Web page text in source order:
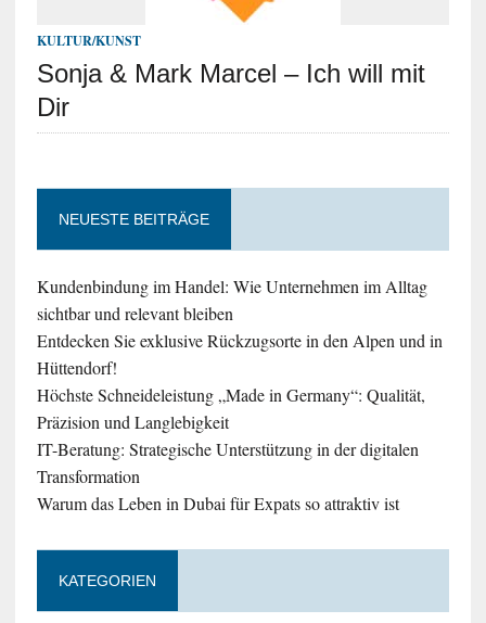
KULTUR/KUNST
Sonja & Mark Marcel – Ich will mit
Dir
NEUESTE BEITRÄGE
Kundenbindung im Handel: Wie Unternehmen im Alltag
sichtbar und relevant bleiben
Entdecken Sie exklusive Rückzugsorte in den Alpen und in
Hüttendorf!
Höchste Schneideleistung „Made in Germany“: Qualität,
Präzision und Langlebigkeit
IT-Beratung: Strategische Unterstützung in der digitalen
Transformation
Warum das Leben in Dubai für Expats so attraktiv ist
KATEGORIEN